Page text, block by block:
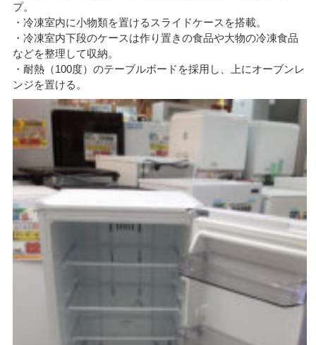
プ。
・冷凍室内に小物類を置けるスライドケースを搭載。
・冷凍室内下段のケースは作り置きの食品や大物の冷凍食品
などを整理して収納。
・耐熱（100度）のテーブルボードを採用し、上にオーブンレ
ンジを置ける。